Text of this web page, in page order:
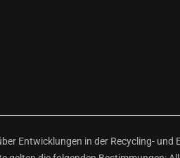
Entwicklungen in der Recycling-